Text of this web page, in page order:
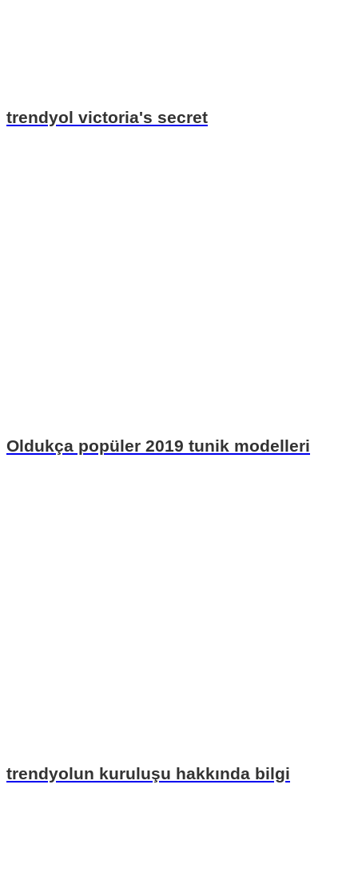
trendyol victoria's secret
Oldukça popüler 2019 tunik modelleri
trendyolun kuruluşu hakkında bilgi